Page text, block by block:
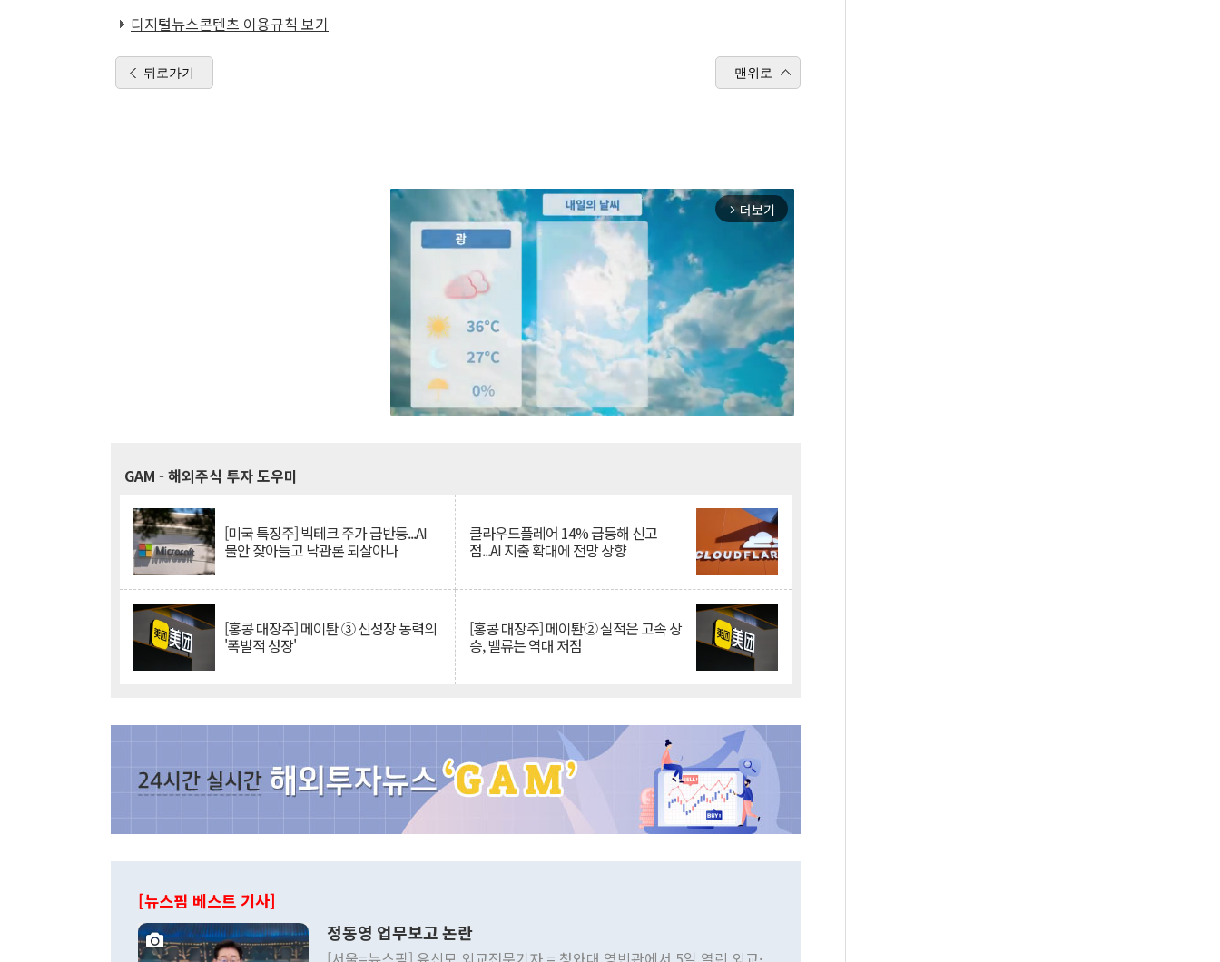
디지털뉴스콘텐츠 이용규칙 보기
뒤로가기 맨위로
arrow_forward_ios 더보기
GAM - 해외주식 투자 도우미
[미국 특징주] 빅테크 주가 급반등...AI
불안 잦아들고 낙관론 되살아나
클라우드플레어 14% 급등해 신고
점...AI 지출 확대에 전망 상향
[홍콩 대장주] 메이퇀 ③ 신성장 동력의
'폭발적 성장'
[홍콩 대장주] 메이퇀② 실적은 고속 상
승, 밸류는 역대 저점
[뉴스핌 베스트 기사]
정동영 업무보고 논란